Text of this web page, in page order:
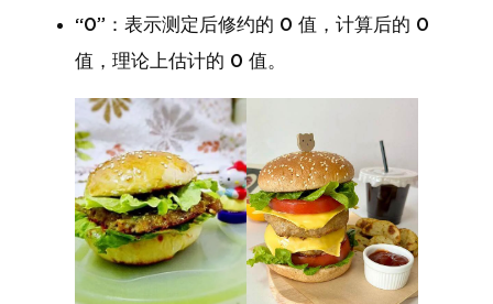
“0”：表示测定后修约的 0 值，计算后的 0
值，理论上估计的 0 值。